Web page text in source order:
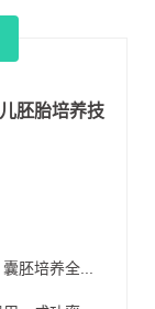
胚胎培养技
胚培养全...